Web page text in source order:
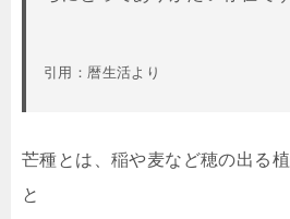
引用：暦生活より
芒種とは、稲や麦など穂の出る
と